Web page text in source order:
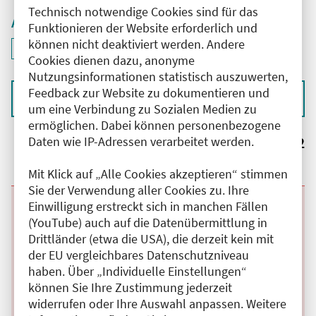
Technisch notwendige Cookies sind für das
Funktionieren der Website erforderlich und
können nicht deaktiviert werden. Andere
Cookies dienen dazu, anonyme
Nutzungsinformationen statistisch auszuwerten,
Feedback zur Website zu dokumentieren und
um eine Verbindung zu Sozialen Medien zu
ermöglichen. Dabei können personenbezogene
Daten wie IP-Adressen verarbeitet werden.
Mit Klick auf „Alle Cookies akzeptieren“ stimmen
Sie der Verwendung aller Cookies zu. Ihre
Einwilligung erstreckt sich in manchen Fällen
(YouTube) auch auf die Datenübermittlung in
Drittländer (etwa die USA), die derzeit kein mit
der EU vergleichbares Datenschutzniveau
haben. Über „Individuelle Einstellungen“
können Sie Ihre Zustimmung jederzeit
widerrufen oder Ihre Auswahl anpassen. Weitere
Aktive Filter
Filter
ID: ANT-2601722
deaktivieren und Suchergebnisse neu laden
Sortieren nach
Ergebnisse: 2
Beginn:
11.08.2026Ende und Anfangszeit:
-11.08.2026,07:30 Uhr
Veranstaltungstitel:
Fort- und Weiterbildung in der Plastischen-,
Ästhetischen- und Handchirurgie
Veranstaltungsort:
Martin Luther Krankenhaus, Caspar-Theyß-Str.,
14193 Berlin
Kategorie:A
Fortbildungspunkte:1
Details anzeigen